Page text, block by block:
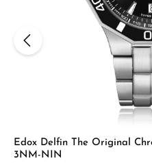
Edox Delfin The Original
3NM-NIN